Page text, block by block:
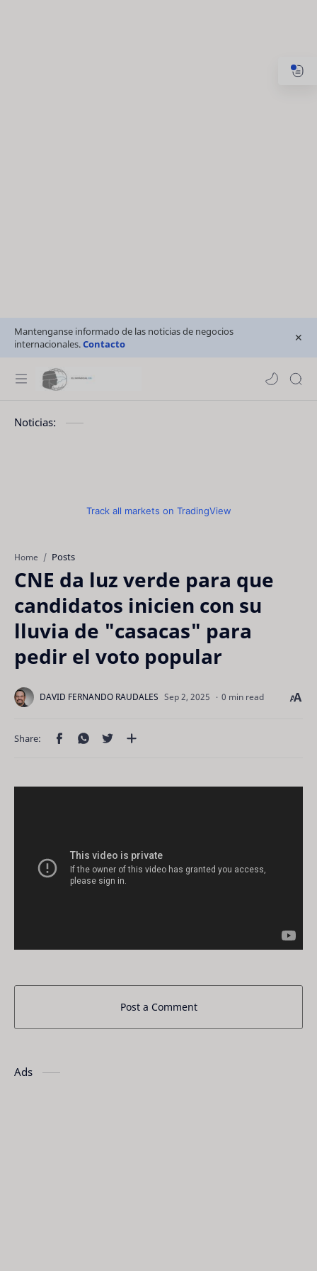
Mantenganse informado de las noticias de negocios
internacionales.Contacto
Noticias:
Track all markets on TradingView
Home Posts
CNE da luz verde para que
candidatos inicien con su
lluvia de "casacas" para
pedir el voto popular
0 min read
Post a Comment
Ads